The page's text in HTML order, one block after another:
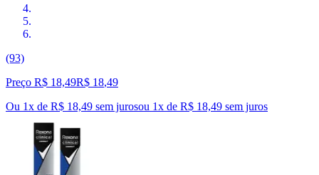
(93)
Preço R$ 18,49R$ 18,49
Ou 1x de R$ 18,49 sem jurosou 1x de R$ 18,49 sem juros